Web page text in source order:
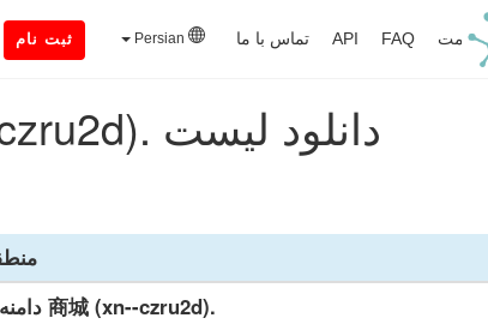
قیمت FAQ
API تماس با ما ثبت نام
دانلود لیست .商城 (xn--czru2d) دامنه‌ها
.商城 (xn--czru2d) دامنه‌ها